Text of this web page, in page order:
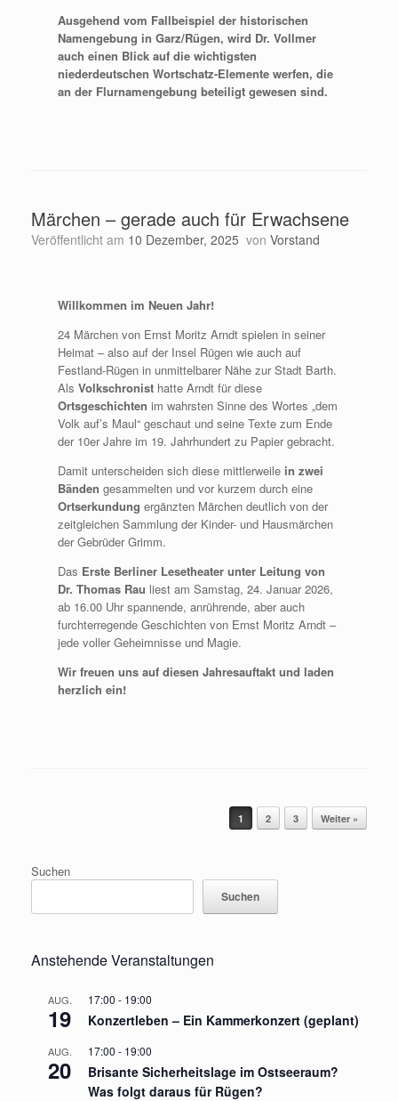
Ausgehend vom Fallbeispiel der historischen
Namengebung in Garz/Rügen, wird Dr. Vollmer
auch einen Blick auf die wichtigsten
niederdeutschen Wortschatz-Elemente werfen, die
an der Flurnamengebung beteiligt gewesen sind.
Märchen – gerade auch für Erwachsene
Veröffentlicht am 10 Dezember, 2025 von Vorstand
Willkommen im Neuen Jahr!
24 Märchen von Ernst Moritz Arndt spielen in seiner
Heimat – also auf der Insel Rügen wie auch auf
Festland-Rügen in unmittelbarer Nähe zur Stadt Barth.
AlsVolkschronist hatte Arndt für diese
Ortsgeschichten im wahrsten Sinne des Wortes „dem
Volk auf’s Maul“ geschaut und seine Texte zum Ende
der 10er Jahre im 19. Jahrhundert zu Papier gebracht.
Damit unterscheiden sich diese mittlerweile in zwei
Bändengesammelten und vor kurzem durch eine
Ortserkundungergänzten Märchen deutlich von der
zeitgleichen Sammlung der Kinder- und Hausmärchen
der Gebrüder Grimm.
Das Erste Berliner Lesetheater unter Leitung von
Dr. Thomas Rau liest am Samstag, 24. Januar 2026,
ab 16.00 Uhr spannende, anrührende, aber auch
furchterregende Geschichten von Ernst Moritz Arndt –
jede voller Geheimnisse und Magie.
Wir freuen uns auf diesen Jahresauftakt und laden
herzlich ein!
1 2 3 Weiter »
Suchen
Suchen
Anstehende Veranstaltungen
AUG.
19
17:00 - 19:00
Konzertleben – Ein Kammerkonzert (geplant)
AUG.
20
17:00 - 19:00
Brisante Sicherheitslage im Ostseeraum?
Was folgt daraus für Rügen?